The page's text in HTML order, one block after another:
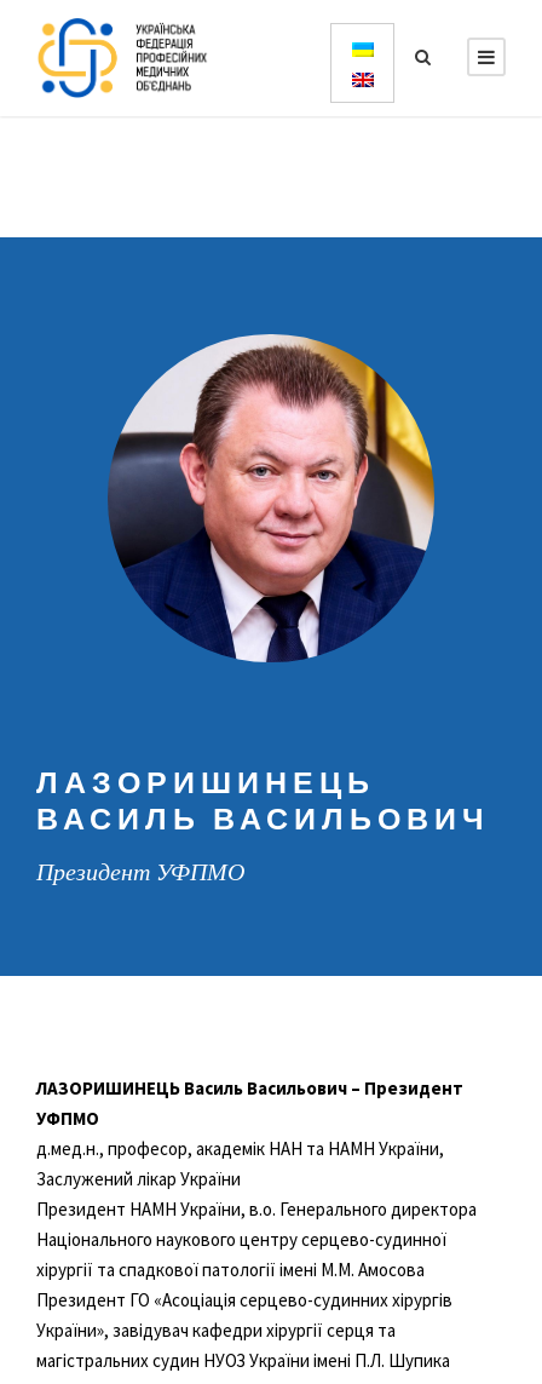
ЛАЗОРИШИНЕЦЬ
ВАСИЛЬ ВАСИЛЬОВИЧ
Президент УФПМО
ЛАЗОРИШИНЕЦЬ Василь Васильович – Президент
УФПМО
д.мед.н., професор, академік НАН та НАМН України,
Заслужений лікар України
Президент НАМН України, в.о. Генерального директора
Національного наукового центру серцево-судинної
хірургії та спадкової патології імені М.М. Амосова
Президент ГО «Асоціація серцево-судинних хірургів
України», завідувач кафедри хірургії серця та
магістральних судин НУОЗ України імені П.Л. Шупика